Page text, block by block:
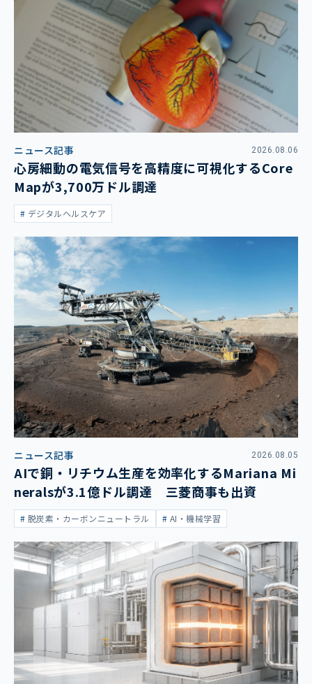
ニュース記事 2026.08.06
心房細動の電気信号を高精度に可視化するCore
Mapが3,700万ドル調達
デジタルヘルスケア
ニュース記事 2026.08.05
AIで銅・リチウム生産を効率化するMariana Mi
neralsが3.1億ドル調達 三菱商事も出資
脱炭素・カーボンニュートラル AI・機械学習